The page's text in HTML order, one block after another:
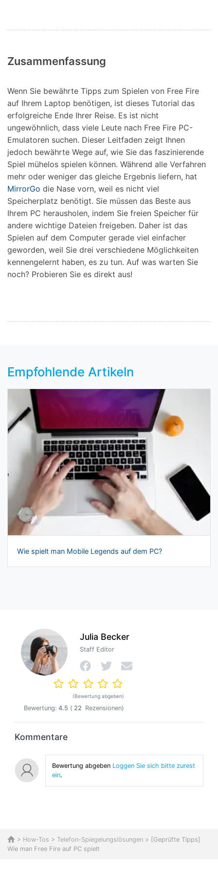
Zusammenfassung
Wenn Sie bewährte Tipps zum Spielen von Free Fire
auf Ihrem Laptop benötigen, ist dieses Tutorial das
erfolgreiche Ende Ihrer Reise. Es ist nicht
ungewöhnlich, dass viele Leute nach Free Fire PC-
Emulatoren suchen. Dieser Leitfaden zeigt Ihnen
jedoch bewährte Wege auf, wie Sie das faszinierende
Spiel mühelos spielen können. Während alle Verfahren
mehr oder weniger das gleiche Ergebnis liefern, hat
MirrorGo die Nase vorn, weil es nicht viel
Speicherplatz benötigt. Sie müssen das Beste aus
Ihrem PC herausholen, indem Sie freien Speicher für
andere wichtige Dateien freigeben. Daher ist das
Spielen auf dem Computer gerade viel einfacher
geworden, weil Sie drei verschiedene Möglichkeiten
kennengelernt haben, es zu tun. Auf was warten Sie
noch? Probieren Sie es direkt aus!
Empfohlende Artikeln
Wie spielt man Mobile Legends auf dem PC?
Julia Becker
Staff Editor
(Bewertung abgeben)
Bewertung: 4.5 ( 22 Rezensionen)
Kommentare
Bewertung abgebenLoggen Sie sich bitte zurest
ein.
> How-Tos > Telefon-Spiegelungslösungen > [Geprüfte Tipps]
Wie man Free Fire auf PC spielt